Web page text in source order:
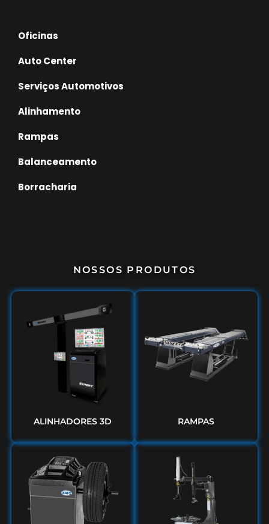
Oficinas
Auto Center
Serviços Automotivos
Alinhamento
Rampas
Balanceamento
Borracharia
NOSSOS PRODUTOS
ALINHADORES 3D RAMPAS